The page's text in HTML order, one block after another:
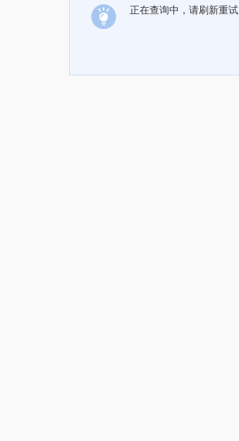
正在查询中，请刷新重试